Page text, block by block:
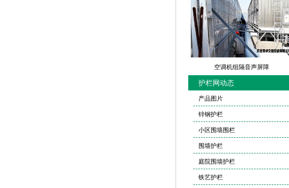
空调机组隔音声屏障
护栏网动态
产品图片
锌钢护栏
小区围墙围栏
围墙护栏
庭院围墙护栏
铁艺护栏